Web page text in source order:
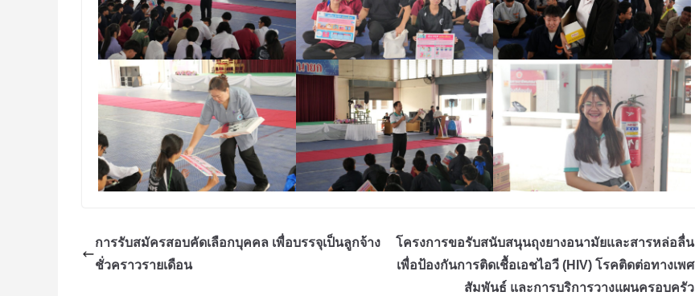
การรับสมัครสอบคัดเลือกบุคคล เพื่อบรรจุเป็นลูกจ้าง
ชั่วคราวรายเดือน
โครงการขอรับสนับสนุนถุงยางอนามัยและสารหล่อลื่น
เพื่อป้องกันการติดเชื้อเอชไอวี (HIV) โรคติดต่อทางเพศ
สัมพันธ์ และการบริการวางแผนครอบครัว